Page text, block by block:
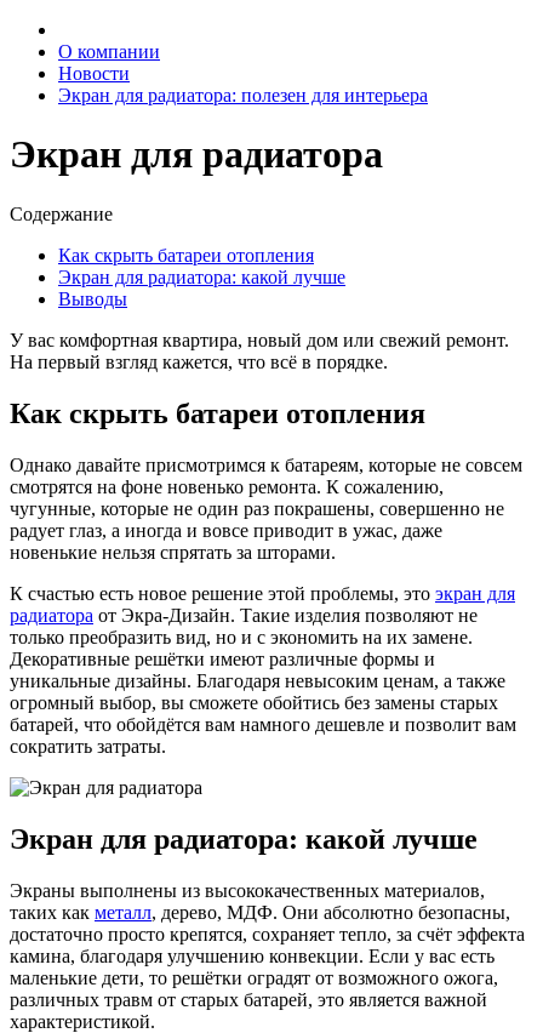
О компании
Новости
Экран для радиатора: полезен для интерьера
Экран для радиатора
Содержание
Как скрыть батареи отопления
Экран для радиатора: какой лучше
Выводы
У вас комфортная квартира, новый дом или свежий ремонт.
На первый взгляд кажется, что всё в порядке.
Как скрыть батареи отопления
Однако давайте присмотримся к батареям, которые не совсем
смотрятся на фоне новенько ремонта. К сожалению,
чугунные, которые не один раз покрашены, совершенно не
радует глаз, а иногда и вовсе приводит в ужас, даже
новенькие нельзя спрятать за шторами.
К счастью есть новое решение этой проблемы, это экран для
радиатора от Экра-Дизайн. Такие изделия позволяют не
только преобразить вид, но и с экономить на их замене.
Декоративные решётки имеют различные формы и
уникальные дизайны. Благодаря невысоким ценам, а также
огромный выбор, вы сможете обойтись без замены старых
батарей, что обойдётся вам намного дешевле и позволит вам
сократить затраты.
Экран для радиатора: какой лучше
Экраны выполнены из высококачественных материалов,
таких как металл, дерево, МДФ. Они абсолютно безопасны,
достаточно просто крепятся, сохраняет тепло, за счёт эффекта
камина, благодаря улучшению конвекции. Если у вас есть
маленькие дети, то решётки оградят от возможного ожога,
различных травм от старых батарей, это является важной
характеристикой.